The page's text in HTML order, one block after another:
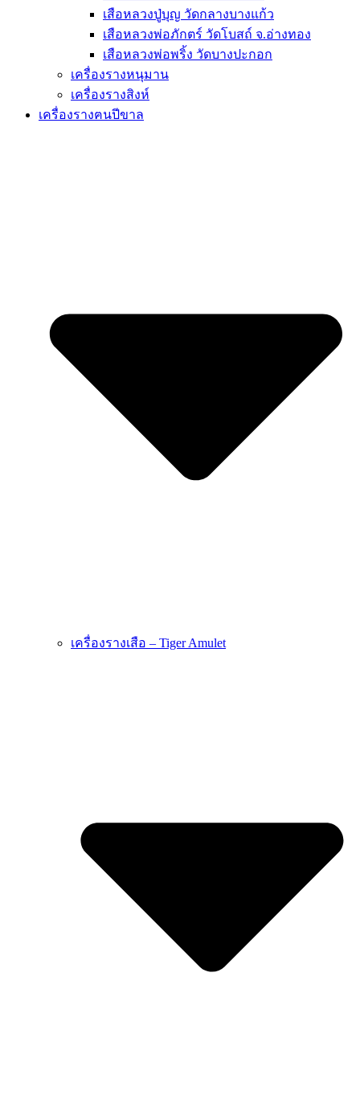
เสือหลวงปู่บุญ วัดกลางบางแก้ว
เสือหลวงพ่อภักตร์ วัดโบสถ์ จ.อ่างทอง
เสือหลวงพ่อพริ้ง วัดบางปะกอก
เครื่องรางหนุมาน
เครื่องรางสิงห์
เครื่องรางฅนปีขาล
เครื่องรางเสือ – Tiger Amulet